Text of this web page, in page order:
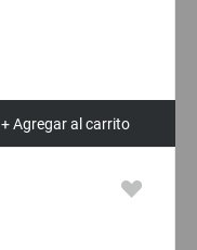
+ Agregar al carrito